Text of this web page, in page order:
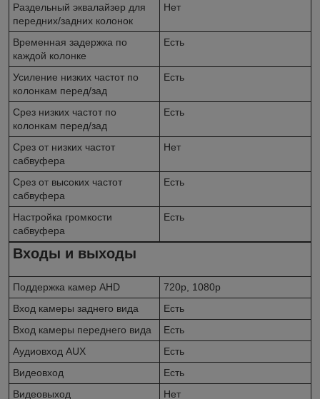
Раздельный эквалайзер для
передних/задних колонок
Нет
Временная задержка по
каждой колонке
Есть
Усиление низких частот по
колонкам перед/зад
Есть
Срез низких частот по
колонкам перед/зад
Есть
Срез от низких частот
сабвуфера
Нет
Срез от высоких частот
сабвуфера
Есть
Настройка громкости
сабвуфера
Есть
Входы и выходы
Поддержка камер AHD
720p, 1080p
Вход камеры заднего вида
Есть
Вход камеры переднего вида
Есть
Аудиовход AUX
Есть
Видеовход
Есть
Видеовыход
Нет